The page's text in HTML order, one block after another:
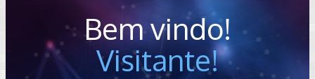
Bem vindo!
Visitante!